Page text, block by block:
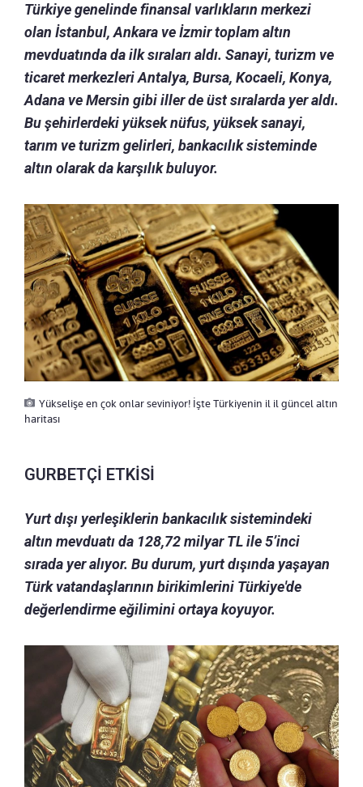
Türkiye genelinde finansal varlıkların merkezi
olan İstanbul, Ankara ve İzmir toplam altın
mevduatında da ilk sıraları aldı. Sanayi, turizm ve
ticaret merkezleri Antalya, Bursa, Kocaeli, Konya,
Adana ve Mersin gibi iller de üst sıralarda yer aldı.
Bu şehirlerdeki yüksek nüfus, yüksek sanayi,
tarım ve turizm gelirleri, bankacılık sisteminde
altın olarak da karşılık buluyor.
Yükselişe en çok onlar seviniyor! İşte Türkiyenin il il güncel altın
haritası
GURBETÇİ ETKİSİ
Yurt dışı yerleşiklerin bankacılık sistemindeki
altın mevduatı da 128,72 milyar TL ile 5’inci
sırada yer alıyor. Bu durum, yurt dışında yaşayan
Türk vatandaşlarının birikimlerini Türkiye'de
değerlendirme eğilimini ortaya koyuyor.